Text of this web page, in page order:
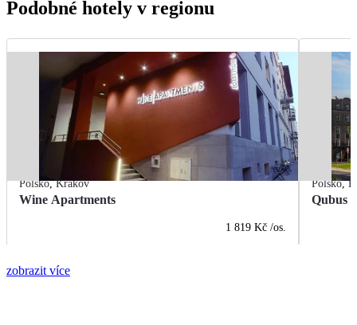
Podobné hotely v regionu
Polsko,Krakov
Wine Apartments
1 819 Kč /os.
Polsko,
Qubus
zobrazit více